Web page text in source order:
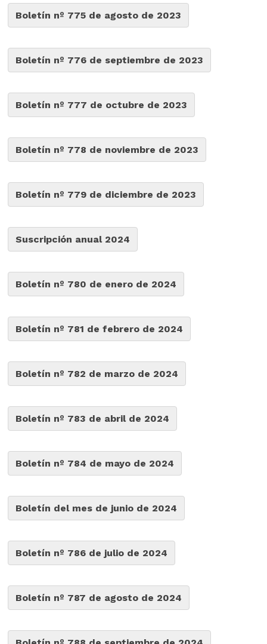
Boletín nº 775 de agosto de 2023
Boletín nº 776 de septiembre de 2023
Boletín nº 777 de octubre de 2023
Boletín nº 778 de noviembre de 2023
Boletín nº 779 de diciembre de 2023
Suscripción anual 2024
Boletín nº 780 de enero de 2024
Boletín nº 781 de febrero de 2024
Boletín nº 782 de marzo de 2024
Boletín nº 783 de abril de 2024
Boletín nº 784 de mayo de 2024
Boletín del mes de junio de 2024
Boletín nº 786 de julio de 2024
Boletín nº 787 de agosto de 2024